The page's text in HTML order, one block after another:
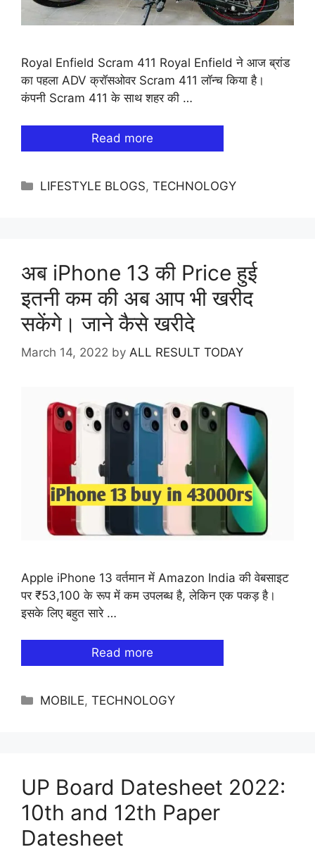
Royal Enfield Scram 411 Royal Enfield ने आज ब्रांड
का पहला ADV क्रॉसओवर Scram 411 लॉन्च किया है।
कंपनी Scram 411 के साथ शहर की …
Read more
Categories
LIFESTYLE BLOGS,TECHNOLOGY
अब iPhone 13 की Price हुई
इतनी कम की अब आप भी खरीद
सकेंगे। जाने कैसे खरीदे
March 14, 2022 by ALL RESULT TODAY
Apple iPhone 13 वर्तमान में Amazon India की वेबसाइट
पर ₹53,100 के रूप में कम उपलब्ध है, लेकिन एक पकड़ है।
इसके लिए बहुत सारे …
Read more
Categories
MOBILE,TECHNOLOGY
UP Board Datesheet 2022:
10th and 12th Paper
Datesheet